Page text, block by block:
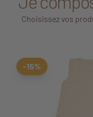
Choisissez vos
-15%